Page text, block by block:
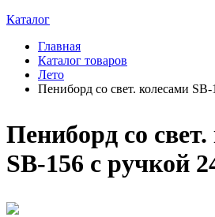
Каталог
Главная
Каталог товаров
Лето
Пениборд со свет. колесами
Пениборд со
SB-156 с ручкой